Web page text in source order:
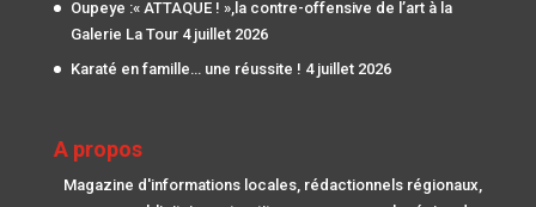
Oupeye :« ATTAQUE ! »,la contre-offensive de l’art à la
Galerie La Tour 4 juillet 2026
Karaté en famille… une réussite ! 4 juillet 2026
A propos
Magazine d'informations locales, rédactionnels régionaux,